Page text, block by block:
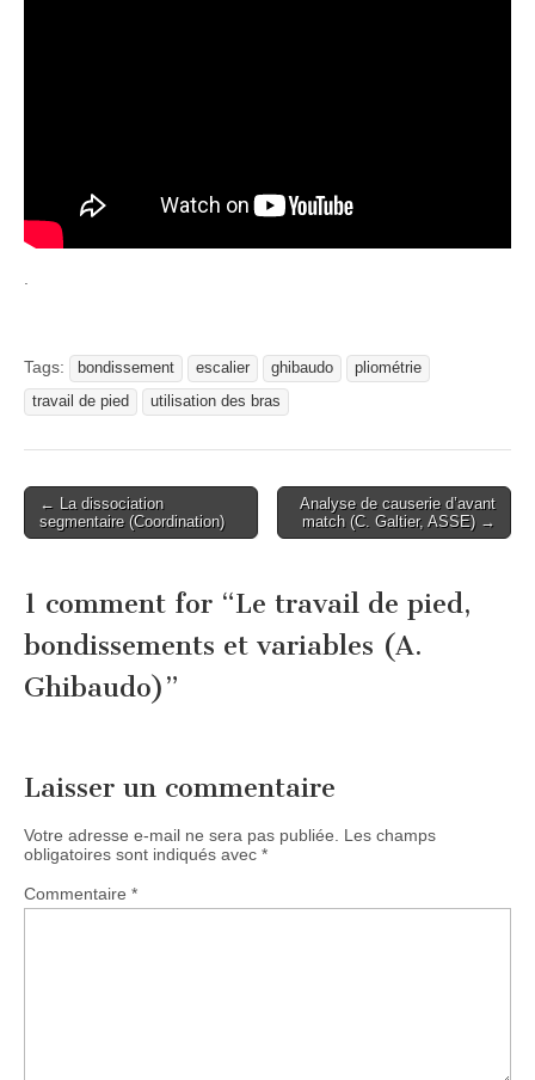
Tags: bondissement escalier ghibaudo
pliométrie
travail de pied
utilisation des bras
Post
navigation
← La dissociation
segmentaire (Coordination)
Analyse de causerie d’avant
match (C. Galtier, ASSE) →
1 comment for “Le travail de pied,
bondissements et variables (A.
Ghibaudo)”
Laisser un commentaire
Votre adresse e-mail ne sera pas publiée.
Les champs
obligatoires sont indiqués avec *
Commentaire *